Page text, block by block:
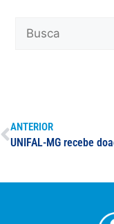
ANTERIOR